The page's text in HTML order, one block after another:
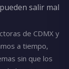
salir mal
de CDMX y
a tiempo,
sin que los